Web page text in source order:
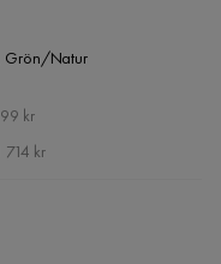
Grön/Natur
kr
kr